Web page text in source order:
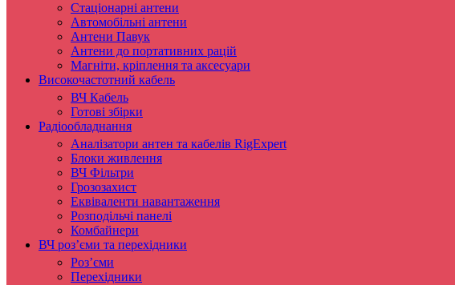
Стаціонарні антени
Автомобільні антени
Антени Павук
Антени до портативних рацій
Магніти, кріплення та аксесуари
Високочастотний кабель
ВЧ Кабель
Готові збірки
Радіообладнання
Аналізатори антен та кабелів RigExpert
Блоки живлення
ВЧ Фільтри
Грозозахист
Еквіваленти навантаження
Розподільчі панелі
Комбайнери
ВЧ роз’єми та перехідники
Роз’єми
Перехідники